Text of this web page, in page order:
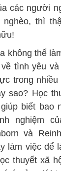
các người
thì
không thể
tình yêu
trong nhiều
sao? Học
biết bao
nghiệm
và
làm việc để
thuyết xã